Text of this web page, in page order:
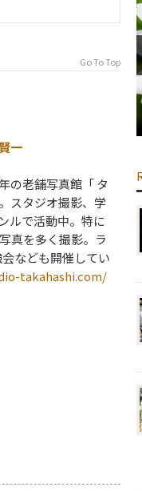
Go To Top
一
の老舗写真館「 タ
スタジオ撮影、学
ルで活動中。特に
真を多く撮影。ラ
なども開催してい
takahashi.com/